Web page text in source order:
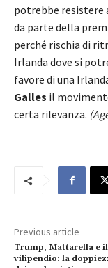
potrebbe resistere
da parte della
perché rischia di
Irlanda dove si
favore di una
Galles il
certa rilevanza.
Previous article
Trump, Mattarella e il
vilipendio: la